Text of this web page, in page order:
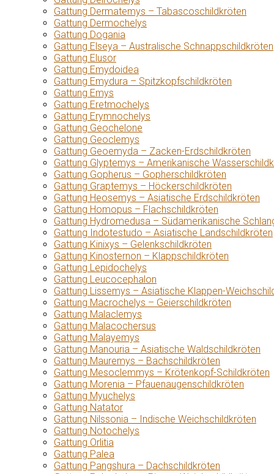
Gattung Dermatemys – Tabascoschildkröten
Gattung Dermochelys
Gattung Dogania
Gattung Elseya – Australische Schnappschildkröten
Gattung Elusor
Gattung Emydoidea
Gattung Emydura – Spitzkopfschildkröten
Gattung Emys
Gattung Eretmochelys
Gattung Erymnochelys
Gattung Geochelone
Gattung Geoclemys
Gattung Geoemyda – Zacken-Erdschildkröten
Gattung Glyptemys – Amerikanische
Gattung Gopherus – Gopherschildkröten
Gattung Graptemys – Höckerschildkröten
Gattung Heosemys – Asiatische Erdschildkröten
Gattung Homopus – Flachschildkröten
Gattung Hydromedusa – Südamerikanische
Gattung Indotestudo – Asiatische Landschildkröten
Gattung Kinixys – Gelenkschildkröten
Gattung Kinosternon – Klappschildkröten
Gattung Lepidochelys
Gattung Leucocephalon
Gattung Lissemys – Asiatische Klappen-
Gattung Macrochelys – Geierschildkröten
Gattung Malaclemys
Gattung Malacochersus
Gattung Malayemys
Gattung Manouria – Asiatische Waldschildkröten
Gattung Mauremys – Bachschildkröten
Gattung Mesoclemmys – Krötenkopf-Schildkröten
Gattung Morenia – Pfauenaugenschildkröten
Gattung Myuchelys
Gattung Natator
Gattung Nilssonia – Indische Weichschildkröten
Gattung Notochelys
Gattung Orlitia
Gattung Palea
Gattung Pangshura – Dachschildkröten